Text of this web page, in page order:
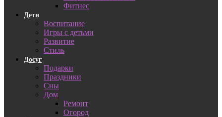
Фитнес
Дети
Воспитание
Игры с детьми
Развитие
Стиль
Досуг
Подарки
Праздники
Сны
Дом
Ремонт
Огород